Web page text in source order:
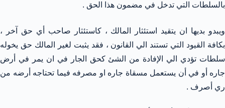
بالسلطات التي تدخل في مضمون هذا الحق .
ويبدو بديها ان يتقيد استئثار المالك ، كاستئثار صاحب أي حق آخر ،
بكافة القيود التي تستند الي القانون ، فقد يثبت لغير المالك حق يخوله
سلطات تؤدي الي الإفادة من الشئ كحق الجار في ان يمر في أرض
جاره أو في أن يستعمل مسقاة جاره او مصرفه فيما تحتاجه أرضه من
ري أصرف .